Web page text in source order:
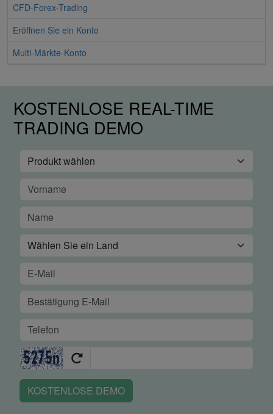
CFD-Forex-Trading
Eröffnen Sie ein Konto
Multi-Märkte-Konto
KOSTENLOSE REAL-TIME
TRADING DEMO
KOSTENLOSE DEMO